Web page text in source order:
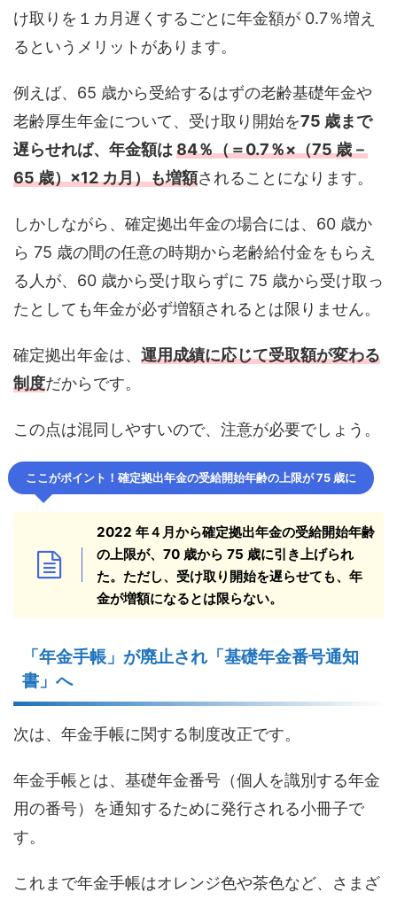
け取りを１カ月遅くするごとに年金額が 0.7％増え
るというメリットがあります。
例えば、65 歳から受給するはずの老齢基礎年金や
老齢厚生年金について、受け取り開始を75 歳まで
遅らせれば、年金額は 84％（＝0.7％×（75 歳－
65 歳）×12 カ月）も増額されることになります。
しかしながら、確定拠出年金の場合には、60 歳か
ら 75 歳の間の任意の時期から老齢給付金をもらえ
る人が、60 歳から受け取らずに 75 歳から受け取っ
たとしても年金が必ず増額されるとは限りません。
確定拠出年金は、 運用成績に応じて受取額が変わる
制度だからです。
この点は混同しやすいので、注意が必要でしょう。
ここがポイント！ 確定拠出年金の受給開始年齢の上限が 75 歳に
2022 年４月から確定拠出年金の受給開始年齢
の上限が、70 歳から 75 歳に引き上げられ
た。ただし、受け取り開始を遅らせても、年
金が増額になるとは限らない。
「年金手帳」が廃止され「基礎年金番号通知
書」へ
次は、年金手帳に関する制度改正です。
年金手帳とは、基礎年金番号（個人を識別する年金
用の番号）を通知するために発行される小冊子で
す。
これまで年金手帳はオレンジ色や茶色など、さまざ